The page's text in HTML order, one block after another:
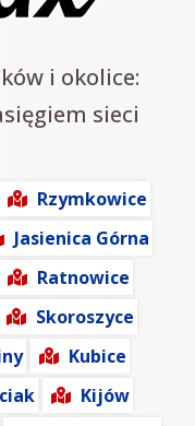
i okolice:
sieci
Rzymkowice
Jasienica Górna
Ratnowice
Skoroszyce
Kubice
Kijów